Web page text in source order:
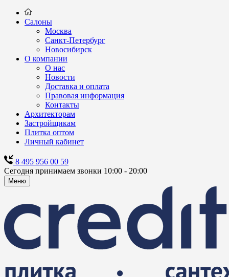
Салоны
Москва
Санкт-Петербург
Новосибирск
О компании
О нас
Новости
Доставка и оплата
Правовая информация
Контакты
Архитекторам
Застройщикам
Плитка оптом
Личный кабинет
8 495 956 00 59
Сегодня принимаем звонки 10:00 - 20:00
Меню